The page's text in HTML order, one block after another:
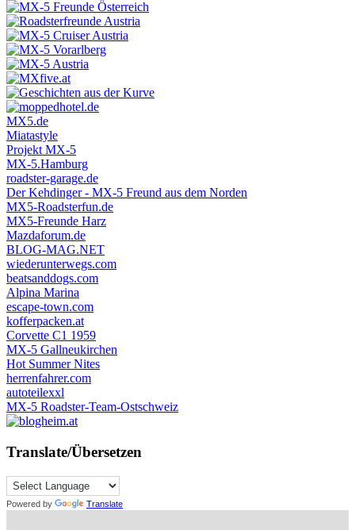
MX5.de
Miatastyle
Projekt MX-5
MX-5.Hamburg
roadster-garage.de
Der Kehdinger - MX-5 Freund aus dem Norden
MX5-Roadsterfun.de
MX5-Freunde Harz
Mazdaforum.de
BLOG-MAG.NET
wiederunterwegs.com
beatsanddogs.com
Alpina Marina
escape-town.com
kofferpacken.at
Corvette C1 1959
MX-5 Gallneukirchen
Hot Summer Nites
herrenfahrer.com
autoteilexxl
MX-5 Roadster-Team-Ostschweiz
Translate/Übersetzen
Powered by Translate